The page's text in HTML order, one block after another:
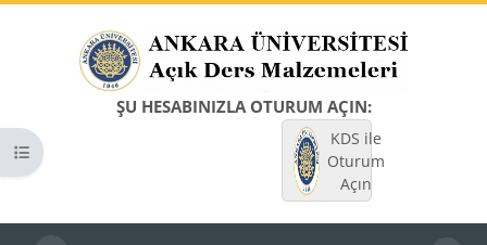
ŞU HESABINIZLA OTURUM AÇIN:
KDS ile
Oturum
Açın
Kurs dizinini aç